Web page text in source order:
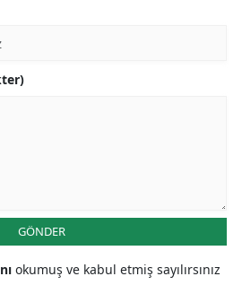
GÖNDER
okumuş ve kabul etmiş sayılırsınız